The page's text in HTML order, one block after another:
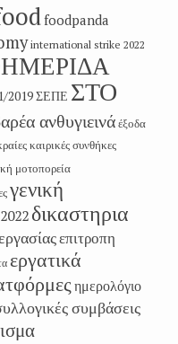
foodpanda
international strike 2022
2019ΣΕΠΕ ΣΤΟ
ανθυγιεινάέξοδα
καιρικές συνθήκες
μοτοπορεία
γενική
δικαστηρια
επιτροπη
εργατικά
ημερολόγιο
συμβάσεις